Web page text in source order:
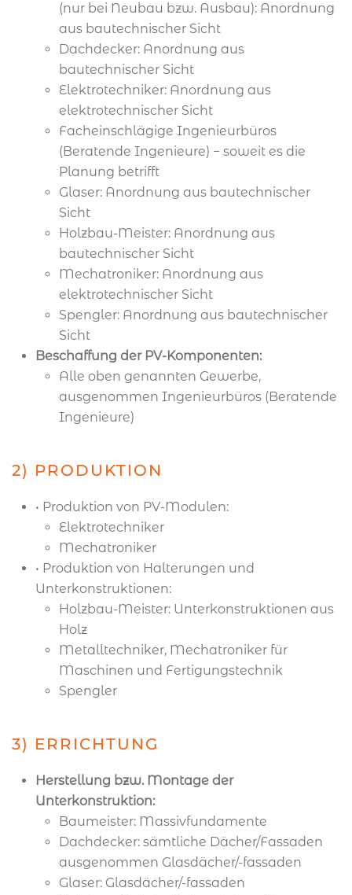
(nur bei Neubau bzw. Ausbau): Anordnung
aus bautechnischer Sicht
Dachdecker: Anordnung aus
bautechnischer Sicht
Elektrotechniker: Anordnung aus
elektrotechnischer Sicht
Facheinschlägige Ingenieurbüros
(Beratende Ingenieure) − soweit es die
Planung betrifft
Glaser: Anordnung aus bautechnischer
Sicht
Holzbau-Meister: Anordnung aus
bautechnischer Sicht
Mechatroniker: Anordnung aus
elektrotechnischer Sicht
Spengler: Anordnung aus bautechnischer
Sicht
Beschaffung der PV-Komponenten:
Alle oben genannten Gewerbe,
ausgenommen Ingenieurbüros (Beratende
Ingenieure)
2) PRODUKTION
• Produktion von PV-Modulen:
Elektrotechniker
Mechatroniker
• Produktion von Halterungen und
Unterkonstruktionen:
Holzbau-Meister: Unterkonstruktionen aus
Holz
Metalltechniker, Mechatroniker für
Maschinen und Fertigungstechnik
Spengler
3) ERRICHTUNG
Herstellung bzw. Montage der
Unterkonstruktion:
Baumeister: Massivfundamente
Dachdecker: sämtliche Dächer/Fassaden
ausgenommen Glasdächer/-fassaden
Glaser: Glasdächer/-fassaden